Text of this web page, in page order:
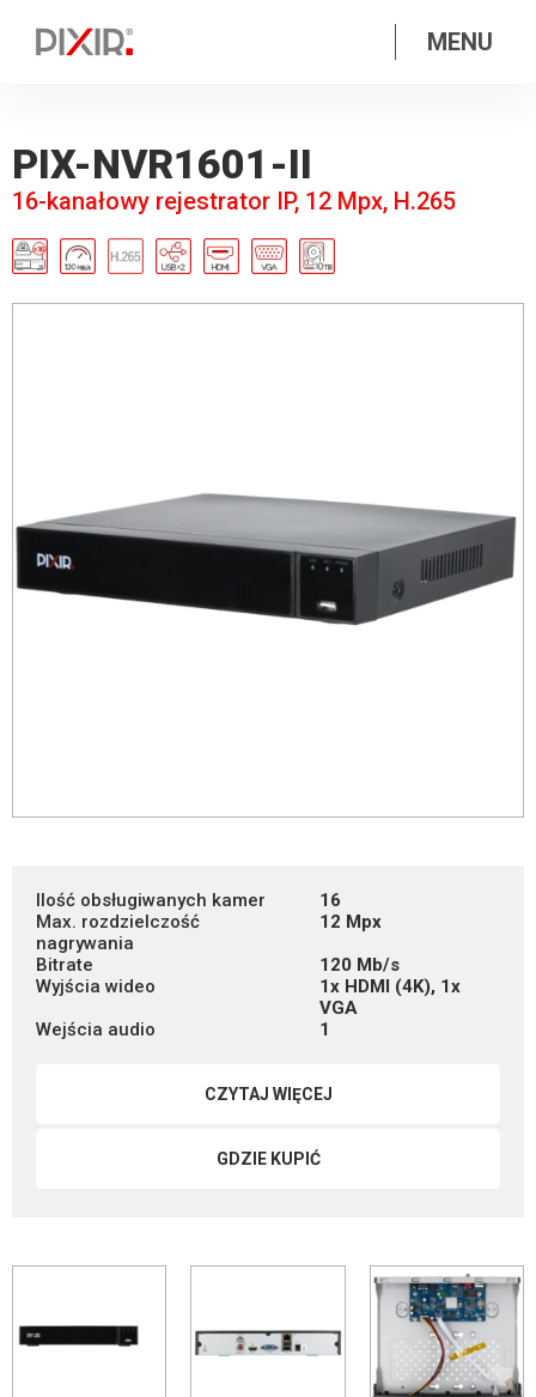
MENU
PIX-NVR1601-II
16-kanałowy rejestrator IP, 12 Mpx, H.265
Ilość obsługiwanych kamer
16
Max. rozdzielczość
nagrywania
12 Mpx
Bitrate
120 Mb/s
Wyjścia wideo
1x HDMI (4K), 1x
VGA
Wejścia audio
1
CZYTAJ WIĘCEJ
GDZIE KUPIĆ